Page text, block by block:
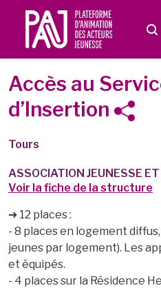
Accès au
d’Insertion
Tours
ASSOCIATION JEUNESSE
Voir la fiche de la structure
➔ 12 places :
- 8 places en logement
jeunes par logement). Les
et équipés.
- 4 places sur la Résidence